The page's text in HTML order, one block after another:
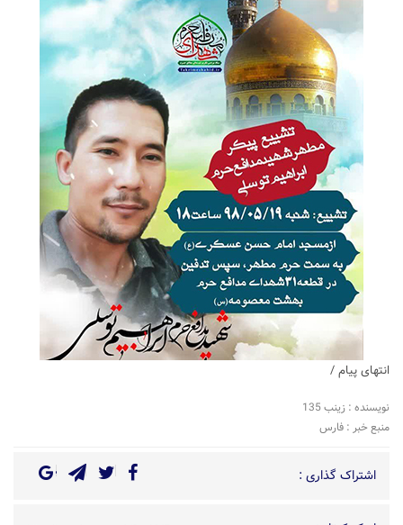
انتهای پیام /
نویسنده : زینب 135
منبع خبر : فارس
اشتراک گذاری :